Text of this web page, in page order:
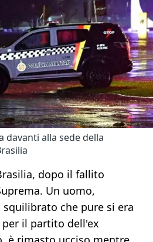
davanti alla sede della
dopo il fallito
Un uomo,
che pure si era
il partito dell'ex